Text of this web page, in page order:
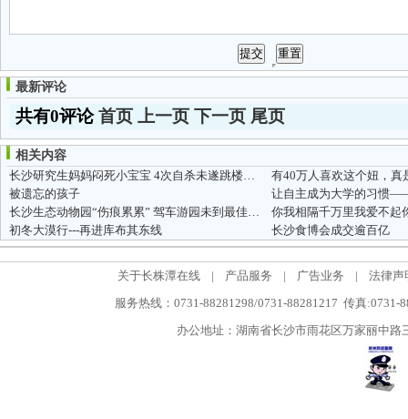
最新评论
共有0评论首页 上一页 下一页 尾页
相关内容
长沙研究生妈妈闷死小宝宝 4次自杀未遂跳楼重伤
有40万人喜欢这个妞，真
被遗忘的孩子
让自主成为大学的习惯
长沙生态动物园“伤痕累累” 驾车游园未到最佳时机
你我相隔千万里我爱不起
初冬大漠行---再进库布其东线
长沙食博会成交逾百亿
关于长株潭在线 | 产品服务 | 广告业务 |
法律声
服务热线：0731-88281298/0731-88281217 传真:0731-
办公地址：湖南省长沙市雨花区万家丽中